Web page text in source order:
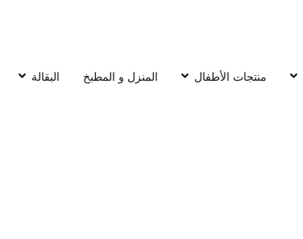
منتجات الأطفال المنزل و المطبخ البقالة